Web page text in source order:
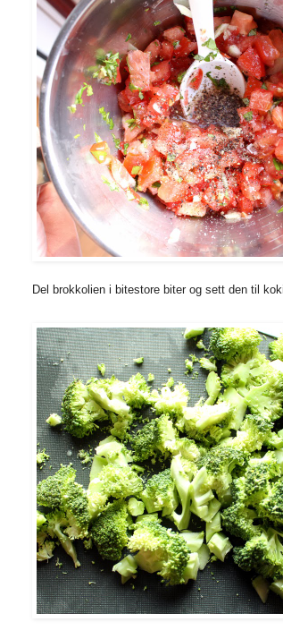
Del brokkolien i bitestore biter og sett den til